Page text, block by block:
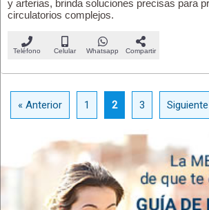
y arterias, brinda soluciones precisas para
circulatorios complejos.
Teléfono Celular Whatsapp Compartir
« Anterior 1 2 3